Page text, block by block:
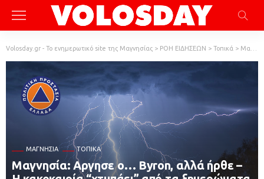
Volosday.gr - Το ενημερωτικό site της Μαγνησίας > ΡΟΗ ΕΙΔΗΣΕΩΝ > Τοπικά > Μαγνησία
ΜΑΓΝΗΣΊΑ ΤΟΠΙΚΆ
Μαγνησία: Αργησε ο… Byron, αλλά ήρθε –